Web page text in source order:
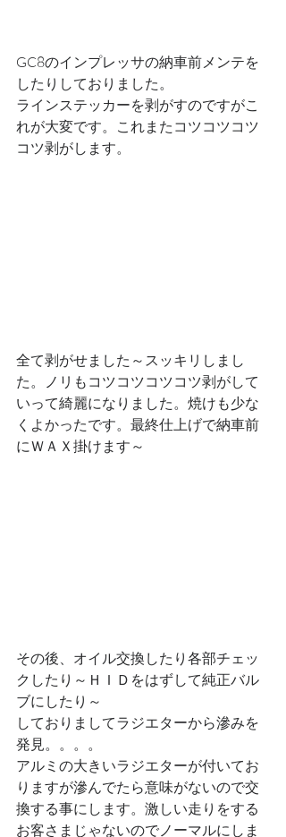
GC8のインプレッサの納車前メンテを
したりしておりました。
ラインステッカーを剥がすのですがこ
れが大変です。これまたコツコツコツ
コツ剥がします。
全て剥がせました～スッキリしまし
た。ノリもコツコツコツコツ剥がして
いって綺麗になりました。焼けも少な
くよかったです。最終仕上げで納車前
にＷＡＸ掛けます～
その後、オイル交換したり各部チェッ
クしたり～ＨＩＤをはずして純正バル
ブにしたり～
しておりましてラジエターから滲みを
発見。。。。
アルミの大きいラジエターが付いてお
りますが滲んでたら意味がないので交
換する事にします。激しい走りをする
お客さまじゃないのでノーマルにしま